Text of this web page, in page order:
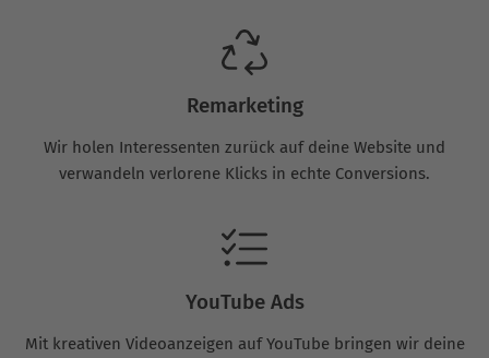
Remarketing
Wir holen Interessenten zurück auf deine Website und
verwandeln verlorene Klicks in echte Conversions.
YouTube Ads
Mit kreativen Videoanzeigen auf YouTube bringen wir deine